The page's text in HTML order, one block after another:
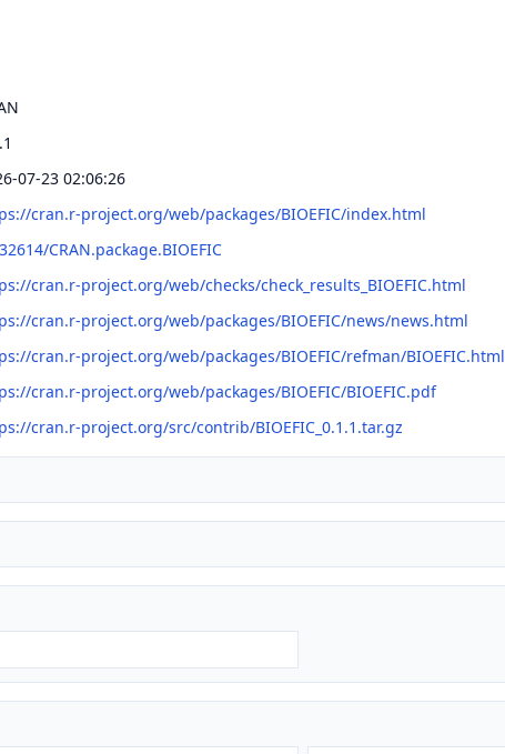
07-23 02:06:26
cran.r-project.org/web/packages/BIOEFIC/index.html
CRAN.package.BIOEFIC
cran.r-project.org/web/checks/check_results_BIOEFIC.html
cran.r-project.org/web/packages/BIOEFIC/news/news.html
cran.r-project.org/web/packages/BIOEFIC/refman/BIOEFIC.html
cran.r-project.org/web/packages/BIOEFIC/BIOEFIC.pdf
cran.r-project.org/src/contrib/BIOEFIC_0.1.1.tar.gz